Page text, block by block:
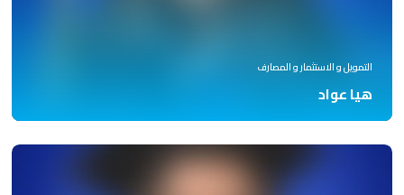
التمويل و الاستثمار و المصارف
هيا عواد